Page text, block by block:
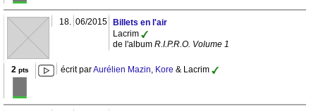
18. 06/2015
Billets en l'air
Lacrim
de l'album R.I.P.R.O. Volume 1
2 pts écrit parAurélien Mazin, Kore & Lacrim